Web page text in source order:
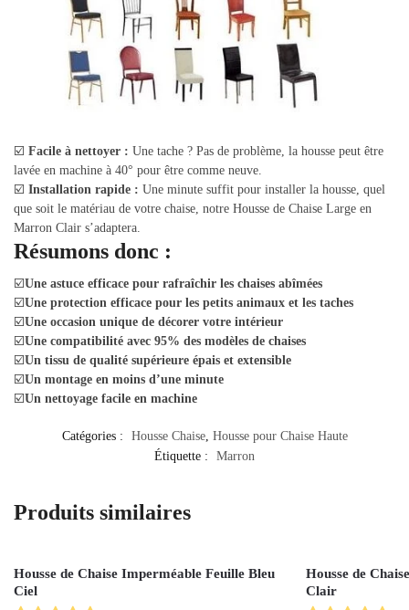
☑️ Facile à nettoyer : Une tache ? Pas de problème, la housse peut être
lavée en machine à 40° pour être comme neuve.
☑️ Installation rapide : Une minute suffit pour installer la housse, quel
que soit le matériau de votre chaise, notre Housse de Chaise Large en
Marron Clair s’adaptera.
Résumons donc :
☑️Une astuce efficace pour rafraîchir les chaises abîmées
☑️Une protection efficace pour les petits animaux et les taches
☑️Une occasion unique de décorer votre intérieur
☑️Une compatibilité avec 95% des modèles de chaises
☑️Un tissu de qualité supérieure épais et extensible
☑️Un montage en moins d’une minute
☑️Un nettoyage facile en machine
Catégories : Housse Chaise, Housse pour Chaise Haute
Étiquette :
Marron
Produits similaires
Housse de Chaise Imperméable Feuille Bleu
Ciel
Housse de
Clair